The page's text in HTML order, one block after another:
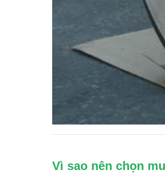
Vì sao nên chọn